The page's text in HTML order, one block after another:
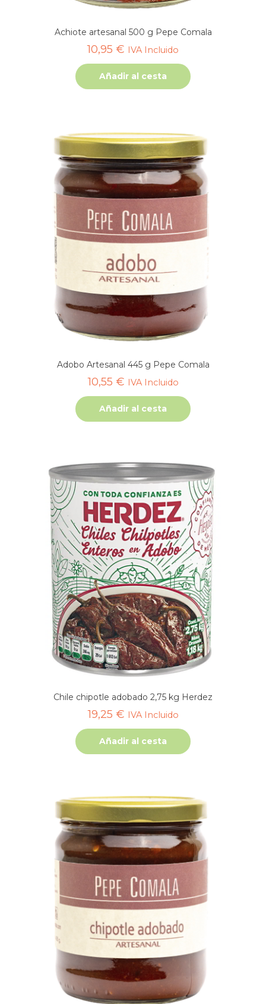
Achiote artesanal 500 g Pepe Comala
10,95 € IVA Incluido
Añadir al cesta
Adobo Artesanal 445 g Pepe Comala
10,55 € IVA Incluido
Añadir al cesta
Chile chipotle adobado 2,75 kg Herdez
19,25 € IVA Incluido
Añadir al cesta